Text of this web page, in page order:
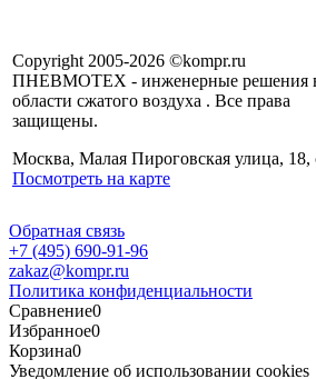
Copyright 2005-2026 ©kompr.ru
ПНЕВМОТЕХ - инженерные решения
области сжатого воздуха . Все права
защищены.
Москва, Малая Пироговская улица, 18,
Посмотреть на карте
Обратная связь
+7 (495) 690-91-96
zakaz@kompr.ru
Политика конфиденциальности
Сравнение0
Избранное0
Корзина0
Уведомление об использовании cookies